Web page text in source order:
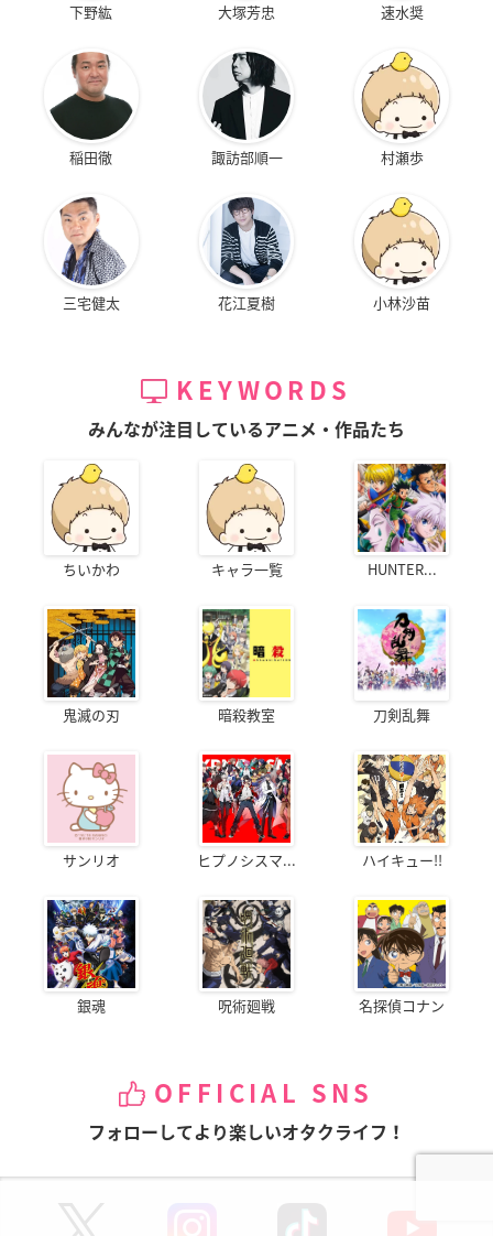
下野紘 大塚芳忠 速水奨
稲田徹 諏訪部順一 村瀬歩
三宅健太 花江夏樹 小林沙苗
KEYWORDS
みんなが注目しているアニメ・作品たち
ちいかわ キャラ一覧 HUNTER...
鬼滅の刃 暗殺教室 刀剣乱舞
サンリオ ヒプノシスマ... ハイキュー!!
銀魂 呪術廻戦 名探偵コナン
OFFICIAL SNS
フォローしてより楽しいオタクライフ！